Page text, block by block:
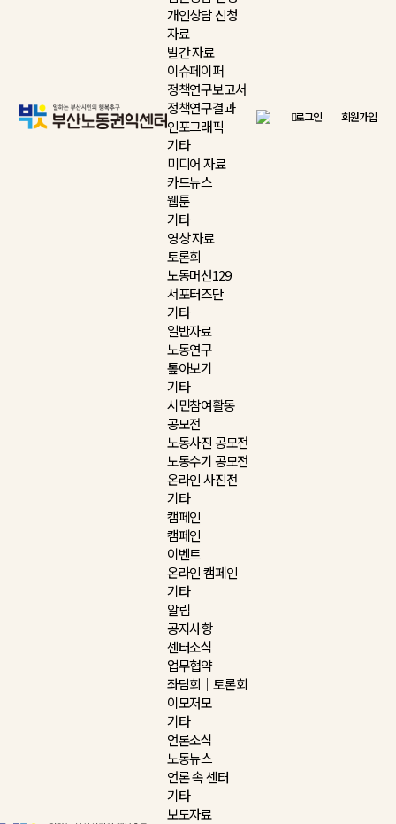
개인상담 신청
자료
발간 자료
이슈페이퍼
정책연구보고서
정책연구결과
인포그래픽
기타
미디어 자료
카드뉴스
웹툰
기타
영상 자료
토론회
노동머선129
서포터즈단
기타
일반자료
노동연구
톺아보기
기타
시민참여활동
공모전
노동사진 공모전
노동수기 공모전
온라인 사진전
기타
캠페인
캠페인
이벤트
온라인 캠페인
기타
알림
공지사항
센터소식
업무협약
좌담회｜토론회
이모저모
기타
언론소식
노동뉴스
언론 속 센터
기타
보도자료
로그인 회원가입